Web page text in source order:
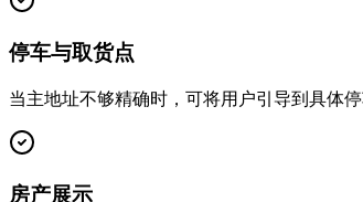
停车与取货点
当主地址不够精确时，可将用户引导到具体
房产展示